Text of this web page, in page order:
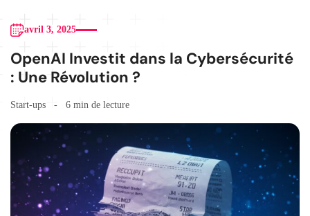
avril 3, 2025
OpenAI Investit dans la Cybersécurité
: Une Révolution ?
Start-ups 6 min de lecture